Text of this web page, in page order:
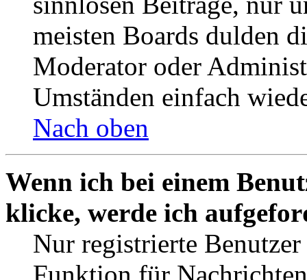
meisten Boards dulden
Moderator oder
Umständen einfach
Nach oben
Wenn ich bei einem
klicke, werde ich
Nur registrierte